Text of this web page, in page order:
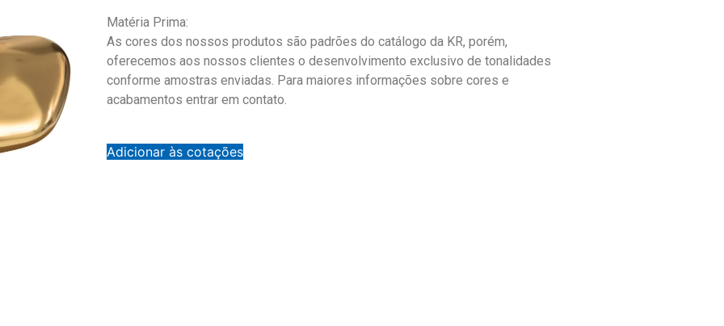
Matéria Prima:
As cores dos nossos produtos são padrões do catálogo da KR, porém,
oferecemos aos nossos clientes o desenvolvimento exclusivo de tonalidades
conforme amostras enviadas. Para maiores informações sobre cores e
acabamentos entrar em contato.
Adicionar às cotações